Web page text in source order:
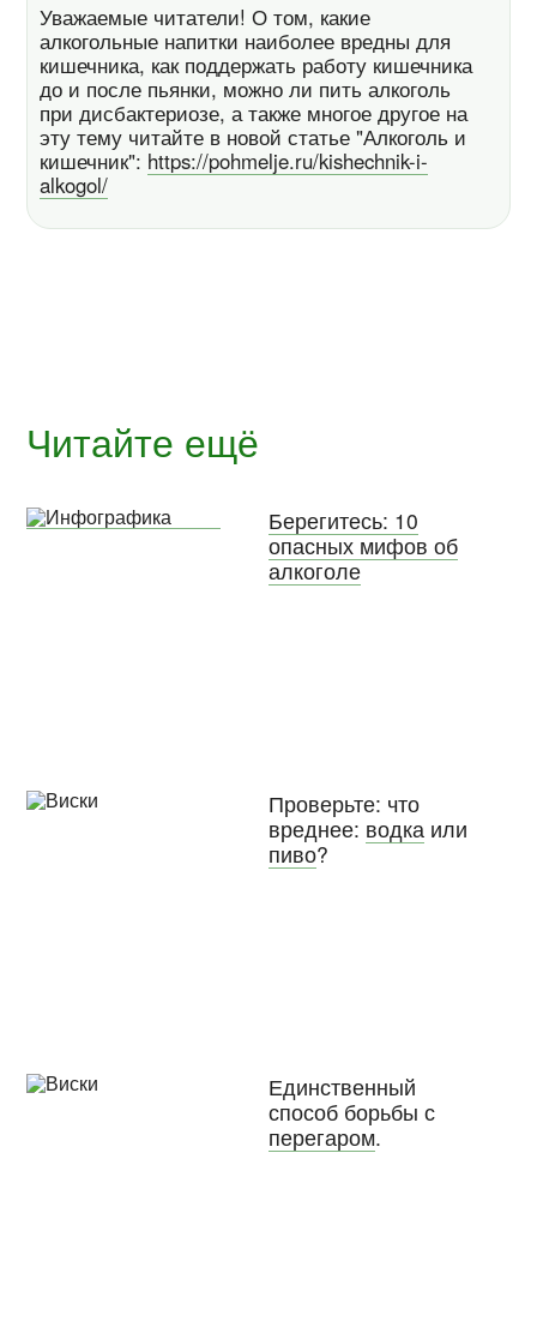
Уважаемые читатели! О том, какие
алкогольные напитки наиболее вредны для
кишечника, как поддержать работу кишечника
до и после пьянки, можно ли пить алкоголь
при дисбактериозе, а также многое другое на
эту тему читайте в новой статье "Алкоголь и
кишечник": https://pohmelje.ru/kishechnik-i-
alkogol/
Читайте ещё
Берегитесь: 10
опасных мифов об
алкоголе
Проверьте: что
вреднее: водкаили
пиво?
Единственный
способ борьбы с
перегаром.